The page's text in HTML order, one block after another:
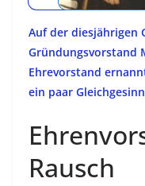
Auf der diesjährigen
Gründungsvorstand
Ehrevorstand
ein paar
Rausch